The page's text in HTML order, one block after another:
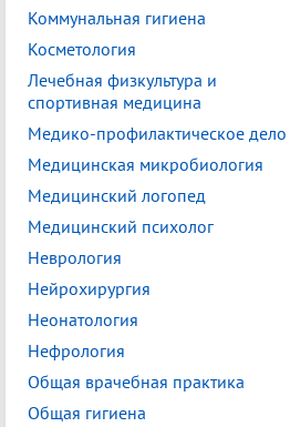
Коммунальная гигиена
Косметология
Лечебная физкультура и
спортивная медицина
Медико-профилактическое дело
Медицинская микробиология
Медицинский логопед
Медицинский психолог
Неврология
Нейрохирургия
Неонатология
Нефрология
Общая врачебная практика
Общая гигиена